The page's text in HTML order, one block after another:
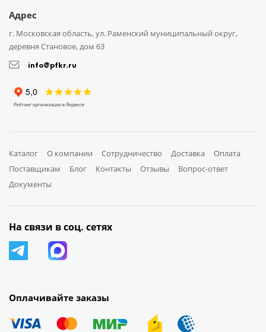
Адрес
г. Московская область, ул. Раменский муниципальный округ,
деревня Становое, дом 63
info@pfkr.ru
Каталог О компании Сотрудничество Доставка
Оплата
Поставщикам
Блог Контакты Отзывы
Вопрос-ответ
Документы
Оплачивайте заказы
На связи в соц. сетях